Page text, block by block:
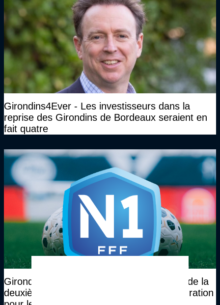
Girondins4Ever - Les investisseurs dans la
reprise des Girondins de Bordeaux seraient en
fait quatre
Girondins4Ever - Une demande de report de la
deuxième journée de N1 en cas de réintégration